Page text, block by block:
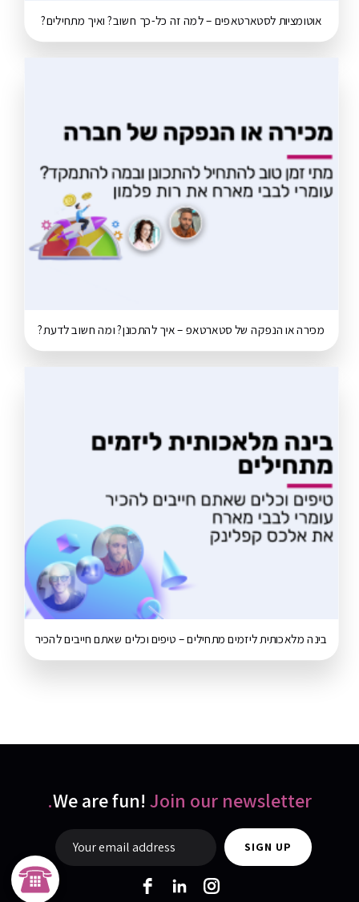
אוטומציות לסטארטאפים – למה זה כל-כך חשוב? ואיך מתחילים?
מכירה או הנפקה של סטארטאפ – איך להתכונן? ומה חשוב לדעת?
בינה מלאכותית ליזמים מתחילים – טיפים וכלים שאתם חייבים להכיר
We are fun! Join our newsletter.